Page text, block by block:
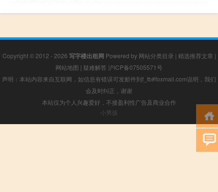
Copyright © 2012 - 2026 写字楼出租网 Powered by 网站分类目录 | 精选推荐文章 |
网站地图 | 疑难解答 沪ICP备07505571号
声明：本站内容来自互联网，如信息有错误可发邮件到f_fb#foxmail.com说明，我们
会及时纠正，谢谢
本站仅为个人兴趣爱好，不接盈利性广告及商业合作
小男孩